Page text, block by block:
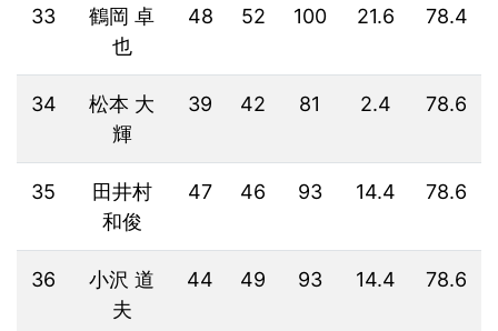
33
鶴岡 卓
也
48 52 100 21.6 78.4
34
松本 大
輝
39 42 81 2.4 78.6
35
田井村
和俊
47 46 93 14.4 78.6
36
小沢 道
夫
44 49 93 14.4 78.6